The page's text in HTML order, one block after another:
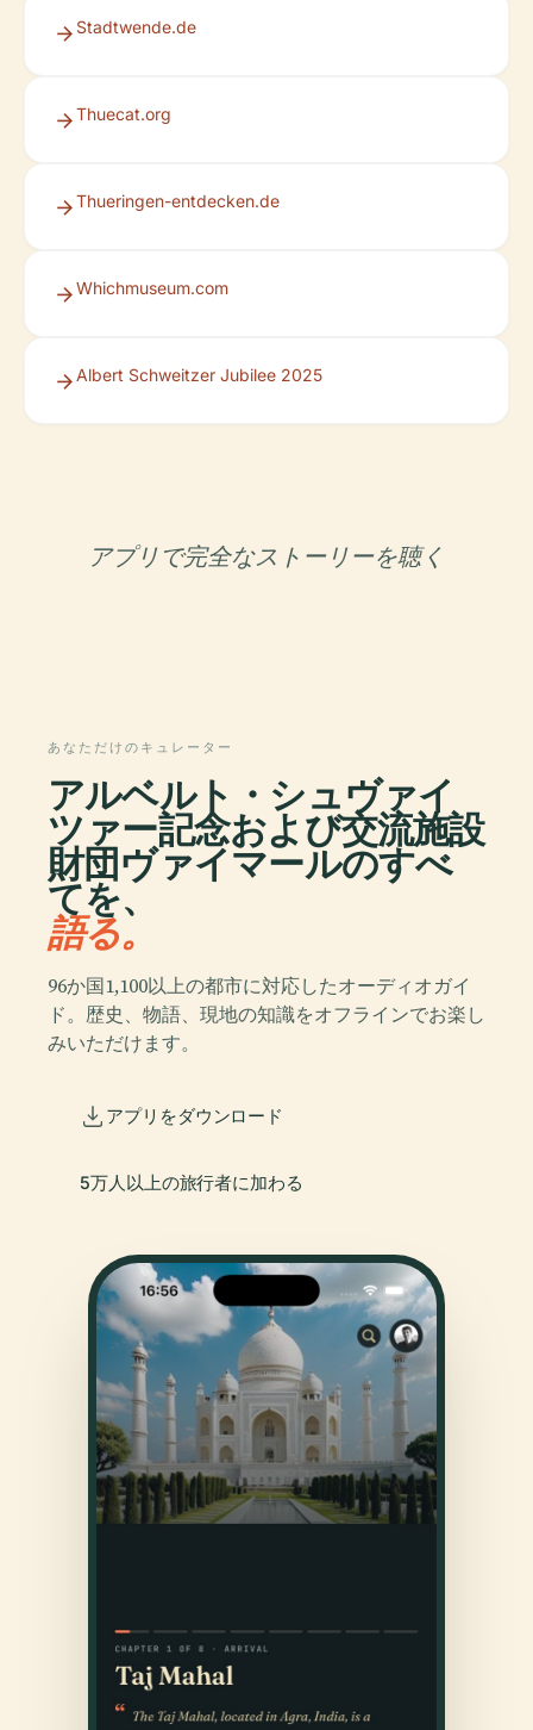
Stadtwende.de
Thuecat.org
Thueringen-entdecken.de
Whichmuseum.com
Albert Schweitzer Jubilee 2025
アプリで完全なストーリーを聴く
あなただけのキュレーター
アルベルト・シュヴァイ
ツァー記念および交流施設
財団ヴァイマールのすべ
てを、
語る。
96か国1,100以上の都市に対応したオーディオガイ
ド。歴史、物語、現地の知識をオフラインでお楽し
みいただけます。
アプリをダウンロード
5万人以上の旅行者に加わる